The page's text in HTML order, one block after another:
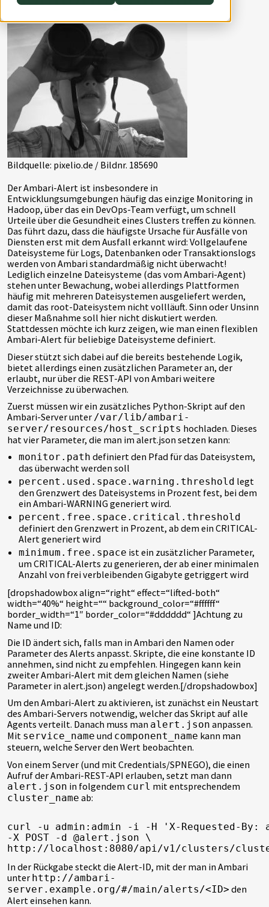
Bildquelle: pixelio.de / Bildnr. 185690
Der Ambari-Alert ist insbesondere in
Entwicklungsumgebungen häufig das einzige Monitoring in
Hadoop, über das ein DevOps-Team verfügt, um schnell
Urteile über die Gesundheit eines Clusters treffen zu können.
Das führt dazu, dass die häufigste Ursache für Ausfälle von
Diensten erst mit dem Ausfall erkannt wird: Vollgelaufene
Dateisysteme für Logs, Datenbanken oder Transaktionslogs
werden von Ambari standardmäßig nicht überwacht!
Lediglich einzelne Dateisysteme (das vom Ambari-Agent)
stehen unter Bewachung, wobei allerdings Plattformen
häufig mit mehreren Dateisystemen ausgeliefert werden,
damit das root-Dateisystem nicht vollläuft. Sinn oder Unsinn
dieser Maßnahme soll hier nicht diskutiert werden.
Stattdessen möchte ich kurz zeigen, wie man einen flexiblen
Ambari-Alert für beliebige Dateisysteme definiert.
Dieser stützt sich dabei auf die bereits bestehende Logik,
bietet allerdings einen zusätzlichen Parameter an, der
erlaubt, nur über die REST-API von Ambari weitere
Verzeichnisse zu überwachen.
Zuerst müssen wir ein zusätzliches Python-Skript auf den
Ambari-Server unter /var/lib/ambari-
server/resources/host_scripts hochladen. Dieses
hat vier Parameter, die man im alert.json setzen kann:
monitor.path definiert den Pfad für das Dateisystem,
das überwacht werden soll
percent.used.space.warning.threshold legt
den Grenzwert des Dateisystems in Prozent fest, bei dem
ein Ambari-WARNING generiert wird.
percent.free.space.critical.threshold
definiert den Grenzwert in Prozent, ab dem ein CRITICAL-
Alert generiert wird
minimum.free.space ist ein zusätzlicher Parameter,
um CRITICAL-Alerts zu generieren, der ab einer minimalen
Anzahl von frei verbleibenden Gigabyte getriggert wird
[dropshadowbox align=“right“ effect=“lifted-both“
width=“40%“ height=““ background_color=“#ffffff“
border_width=“1″ border_color=“#dddddd“ ]Achtung zu
Name und ID:
Die ID ändert sich, falls man in Ambari den Namen oder
Parameter des Alerts anpasst. Skripte, die eine konstante ID
annehmen, sind nicht zu empfehlen. Hingegen kann kein
zweiter Ambari-Alert mit dem gleichen Namen (siehe
Parameter in alert.json) angelegt werden.[/dropshadowbox]
Um den Ambari-Alert zu aktivieren, ist zunächst ein Neustart
des Ambari-Servers notwendig, welcher das Skript auf alle
Agents verteilt. Danach muss man alert.json anpassen.
Mit service_name und component_name kann man
steuern, welche Server den Wert beobachten.
Von einem Server (und mit Credentials/SPNEGO), die einen
Aufruf der Ambari-REST-API erlauben, setzt man dann
alert.json in folgendem curl mit entsprechendem
cluster_name ab:
curl -u admin:admin -i -H 'X-Requested-By:
-X POST -d @alert.json \
http://localhost:8080/api/v1/clusters/
In der Rückgabe steckt die Alert-ID, mit der man in Ambari
unter http://ambari-
server.example.org/#/main/alerts/<ID> den
Alert einsehen kann.